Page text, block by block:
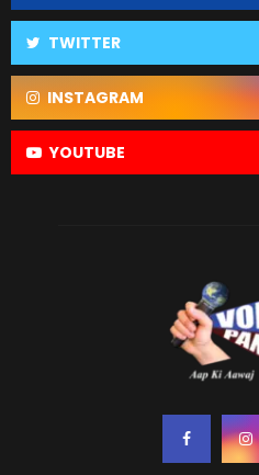
TWITTER
INSTAGRAM
YOUTUBE